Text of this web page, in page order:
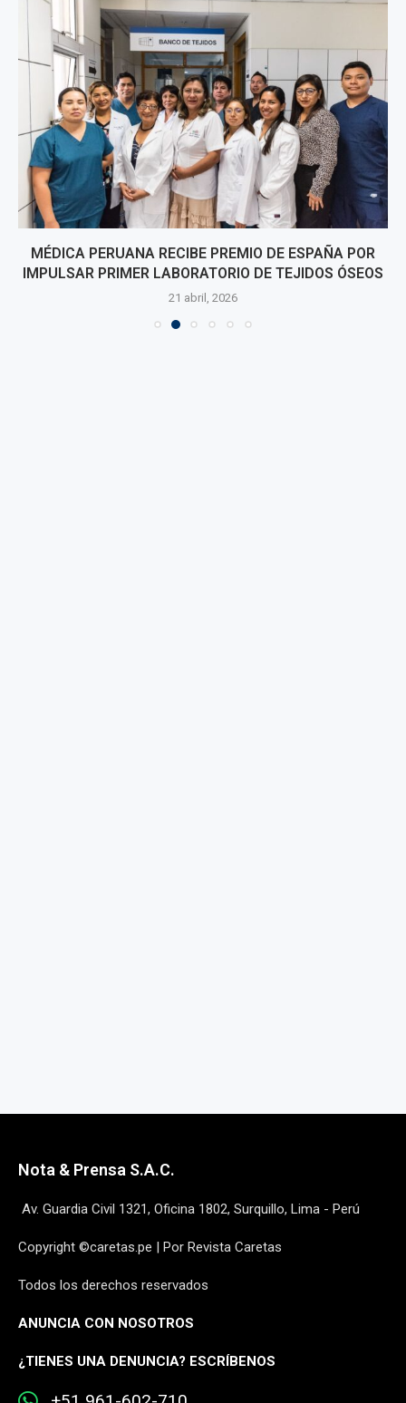
MÉDICA PERUANA RECIBE PREMIO DE ESPAÑA POR
IMPULSAR PRIMER LABORATORIO DE TEJIDOS ÓSEOS
21 abril, 2026
Nota & Prensa S.A.C.
Av. Guardia Civil 1321, Oficina 1802, Surquillo, Lima - Perú
Copyright ©caretas.pe | Por Revista Caretas
Todos los derechos reservados
ANUNCIA CON NOSOTROS
¿TIENES UNA DENUNCIA? ESCRÍBENOS